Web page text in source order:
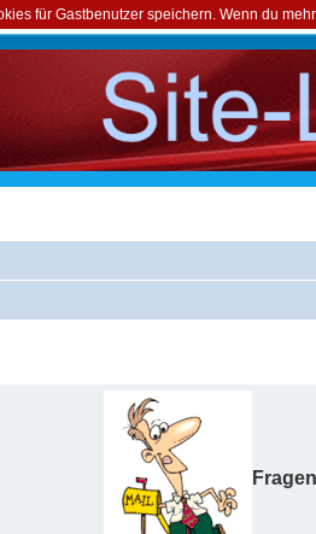
für Gastbenutzer speichern. Wenn du